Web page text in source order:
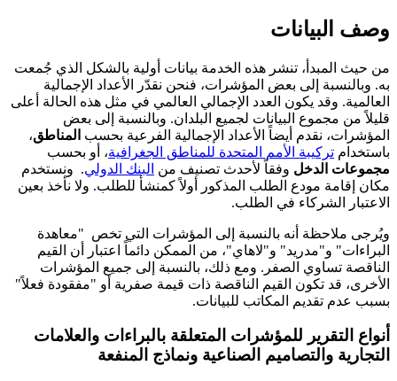
وصف البيانات
من حيث المبدأ، تنشر هذه الخدمة بيانات أولية بالشكل الذي جُمعت
به. وبالنسبة إلى بعض المؤشرات، فنحن نقدّر الأعداد الإجمالية
العالمية. وقد يكون العدد الإجمالي العالمي في مثل هذه الحالة أعلى
قليلاً من مجموع البيانات لجميع البلدان. وبالنسبة إلى بعض
المؤشرات، نقدم أيضاً الأعداد الإجمالية الفرعية بحسب المناطق،
باستخدام تركيبة الأمم المتحدة للمناطق الجغرافية، أو بحسب
مجموعات الدخل وفقاً لأحدث تصنيف من البنك الدولي. ونستخدم
مكان إقامة مودع الطلب المذكور أولاً كمنشأ للطلب. ولا نأخذ بعين
الاعتبار الشركاء في الطلب.
ويُرجى ملاحظة أنه بالنسبة إلى المؤشرات التي تخص "معاهدة
البراءات" و"مدريد" و"لاهاي"، من الممكن دائماً اعتبار أن القيم
الناقصة تساوي الصفر. ومع ذلك، بالنسبة إلى جميع المؤشرات
الأخرى، قد تكون القيم الناقصة ذات قيمة صفرية أو "مفقودة فعلاً"
بسبب عدم تقديم المكاتب للبيانات.
أنواع التقرير للمؤشرات المتعلقة بالبراءات والعلامات
التجارية والتصاميم الصناعية ونماذج المنفعة